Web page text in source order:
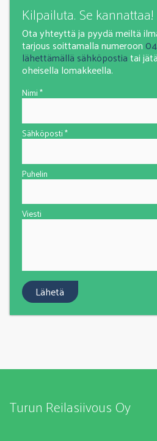
Kilpailuta. Se kannattaa!
Ota yhteyttä ja pyydä meiltä
tarjous soittamalla numeroon
lähettämällä sähköpostiatai
oheisella lomakkeella.
Nimi *
Sähköposti *
Puhelin
Viesti
Turun Reilasiivous Oy